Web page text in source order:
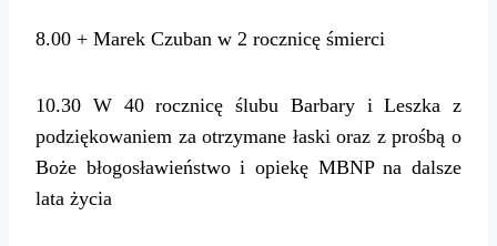
8.00 + Marek Czuban w 2 rocznicę śmierci
10.30 W 40 rocznicę ślubu BarbaryiLeszka z
podziękowaniem za otrzymane łaski oraz z prośbą o
Boże błogosławieństwo i opiekę MBNP na dalsze
lata życia